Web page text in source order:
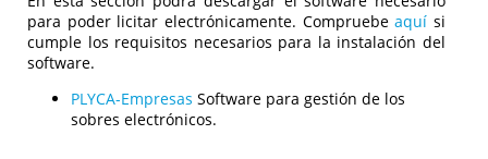
para poder licitar electrónicamente. Compruebeaquí si
cumple los requisitos necesarios para la instalación del
software.
PLYCA-Empresas Software para gestión de los
sobres electrónicos.